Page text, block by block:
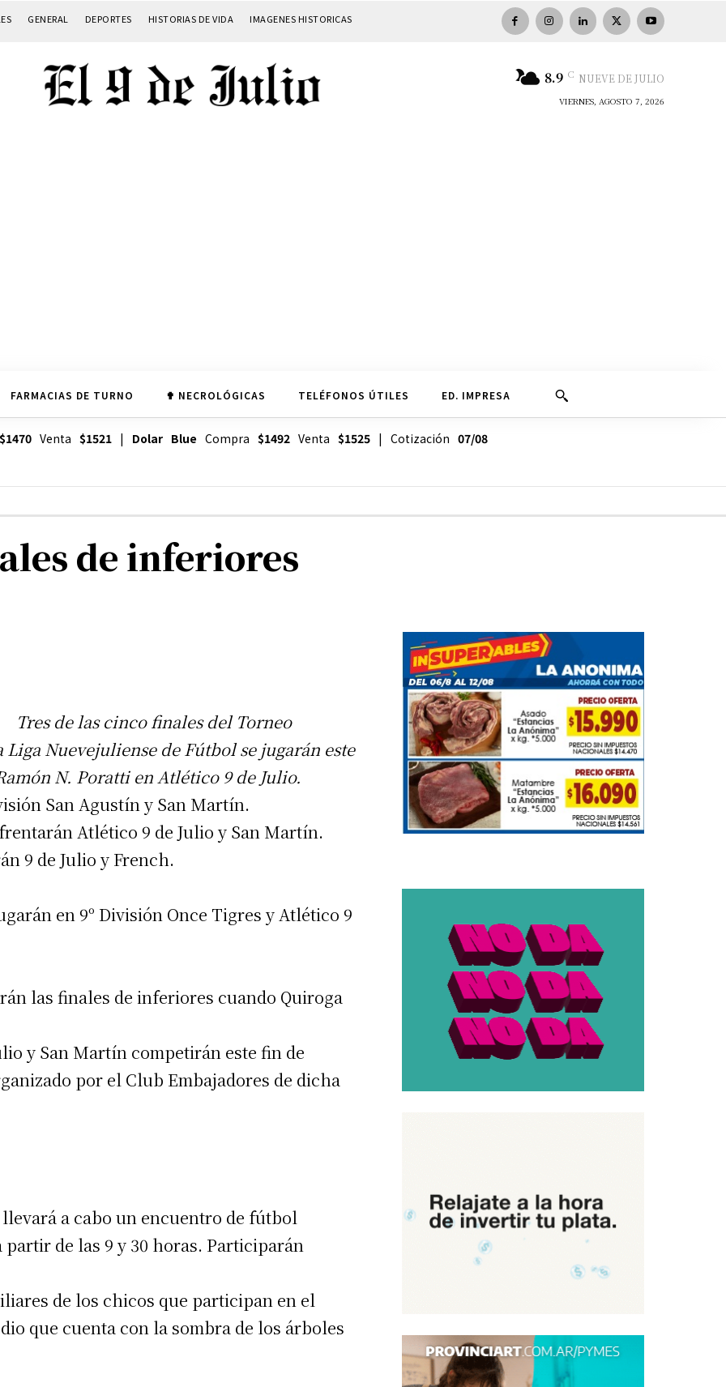
GENERAL DEPORTES HISTORIAS DE VIDA IMAGENES HISTORICAS
8.9 C NUEVE DE JULIO
VIERNES, AGOSTO 7, 2026
FARMACIAS DE TURNO ✟ NECROLÓGICAS TELÉFONOS ÚTILES ED. IMPRESA
$1470Venta $1521| Dolar Blue Compra $1492Venta $1525| Cotización 07/08
de inferiores
Tres de las cinco finales del Torneo
Nuevejuliense de Fútbol se jugarán este
N. Poratti en Atlético 9 de Julio.
San Agustín y San Martín.
Atlético 9 de Julio y San Martín.
9 de Julio y French.
en 9º División Once Tigres y Atlético 9
las finales de inferiores cuando Quiroga
y San Martín competirán este fin de
por el Club Embajadores de dicha
a cabo un encuentro de fútbol
de las 9 y 30 horas. Participarán
de los chicos que participan en el
que cuenta con la sombra de los árboles